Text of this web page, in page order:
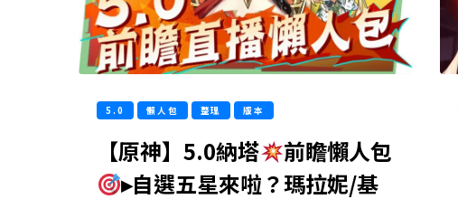
5.0 懶人包 整理 版本
【原神】5.0納塔
前瞻懶人包
▸自選五星來啦？瑪拉妮/基